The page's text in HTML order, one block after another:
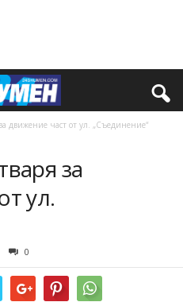
движение част от ул. „Съединение“
за
ул.
0